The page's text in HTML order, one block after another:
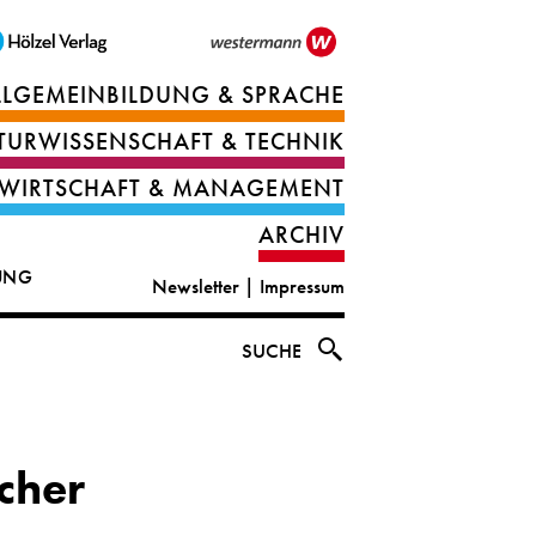
& SPRACHE
& TECHNIK
& MANAGEMENT
ARCHIV
Newsletter Impressum
SUCHE